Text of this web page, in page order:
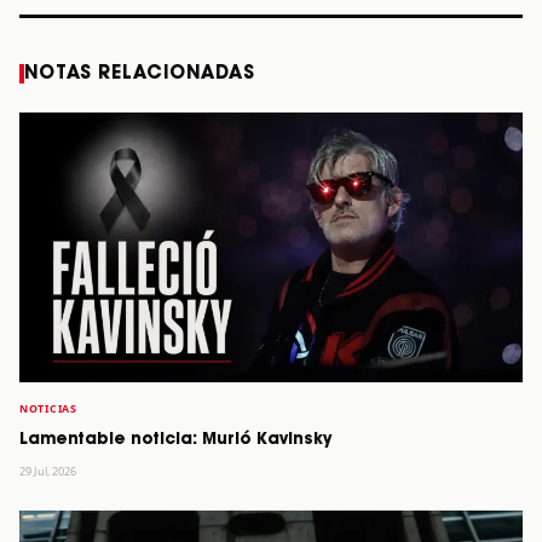
NOTAS RELACIONADAS
NOTICIAS
Lamentable noticia: Murió Kavinsky
29 Jul, 2026